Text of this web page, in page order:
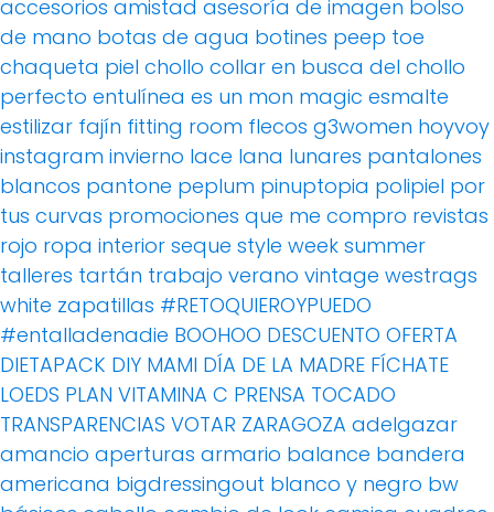
accesorios amistad asesoría de imagen bolso
de mano botas de agua botines peep toe
chaqueta piel chollo collar en busca del chollo
perfecto entulínea es un mon magic esmalte
estilizar fajín fitting room flecos g3women hoyvoy
instagram invierno lace lana lunares pantalones
blancos pantone peplum pinuptopia polipiel por
tus curvas promociones que me compro revistas
rojo ropa interior seque style week summer
talleres tartán trabajo verano vintage westrags
white zapatillas #RETOQUIEROYPUEDO
#entalladenadie BOOHOO DESCUENTO OFERTA
DIETAPACK DIY MAMI DÍA DE LA MADRE FÍCHATE
LOEDS PLAN VITAMINA C PRENSA TOCADO
TRANSPARENCIAS VOTAR ZARAGOZA adelgazar
amancio aperturas armario balance bandera
americana bigdressingout blanco y negro bw